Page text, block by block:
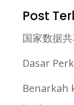
Post
国家数据
Dasar
Benarkah